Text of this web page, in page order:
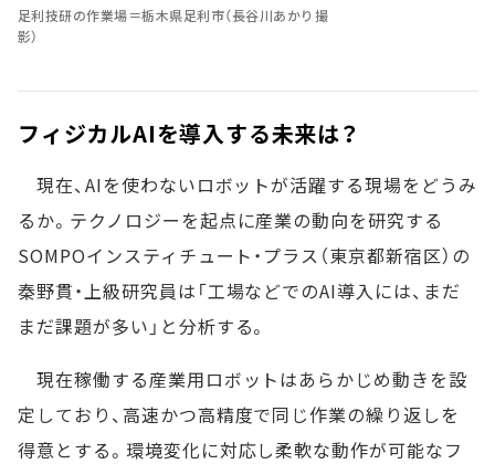
足利技研の作業場＝栃木県足利市（長谷川あかり撮
影）
フィジカルAIを導入する未来は？
現在、AIを使わないロボットが活躍する現場をどうみ
るか。テクノロジーを起点に産業の動向を研究する
SOMPOインスティチュート・プラス（東京都新宿区）の
秦野貫・上級研究員は「工場などでのAI導入には、まだ
まだ課題が多い」と分析する。
現在稼働する産業用ロボットはあらかじめ動きを設
定しており、高速かつ高精度で同じ作業の繰り返しを
得意とする。環境変化に対応し柔軟な動作が可能なフ